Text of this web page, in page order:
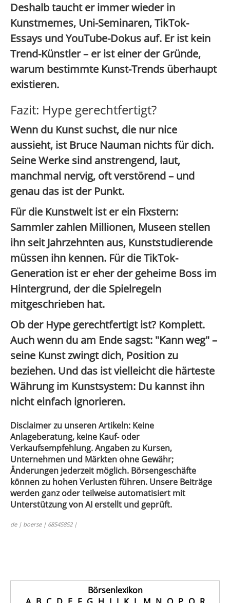
Deshalb taucht er immer wieder in
Kunstmemes, Uni-Seminaren, TikTok-
Essays und YouTube-Dokus auf. Er ist kein
Trend-Künstler – er ist einer der Gründe,
warum bestimmte Kunst-Trends überhaupt
existieren.
Fazit: Hype gerechtfertigt?
Wenn du Kunst suchst, die nur nice
aussieht, ist Bruce Nauman nichts für dich.
Seine Werke sind anstrengend, laut,
manchmal nervig, oft verstörend – und
genau das ist der Punkt.
Für die Kunstwelt ist er ein Fixstern:
Sammler zahlen Millionen, Museen stellen
ihn seit Jahrzehnten aus, Kunststudierende
müssen ihn kennen. Für die TikTok-
Generation ist er eher dergeheime Boss im
Hintergrund, der die Spielregeln
mitgeschrieben hat.
Ob der Hype gerechtfertigt ist? Komplett.
Auch wenn du am Ende sagst: "Kann weg" –
seine Kunst zwingt dich, Position zu
beziehen. Und das ist vielleicht die härteste
Währung im Kunstsystem: Du kannst ihn
nicht einfach ignorieren.
Disclaimer zu unseren Artikeln: Keine
Anlageberatung, keine Kauf- oder
Verkaufsempfehlung. Angaben zu Kursen,
Unternehmen und Märkten ohne Gewähr;
Änderungen jederzeit möglich. Börsengeschäfte
können zu hohen Verlusten führen. Unsere Beiträge
werden ganz oder teilweise automatisiert mit
Unterstützung von AI erstellt und geprüft.
de | boerse | 68545852 |
Börsenlexikon